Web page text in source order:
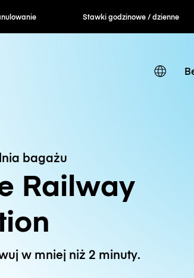
Stawki godzinowe / dzienne
bagażu
Railway
w mniej niż 2 minuty.